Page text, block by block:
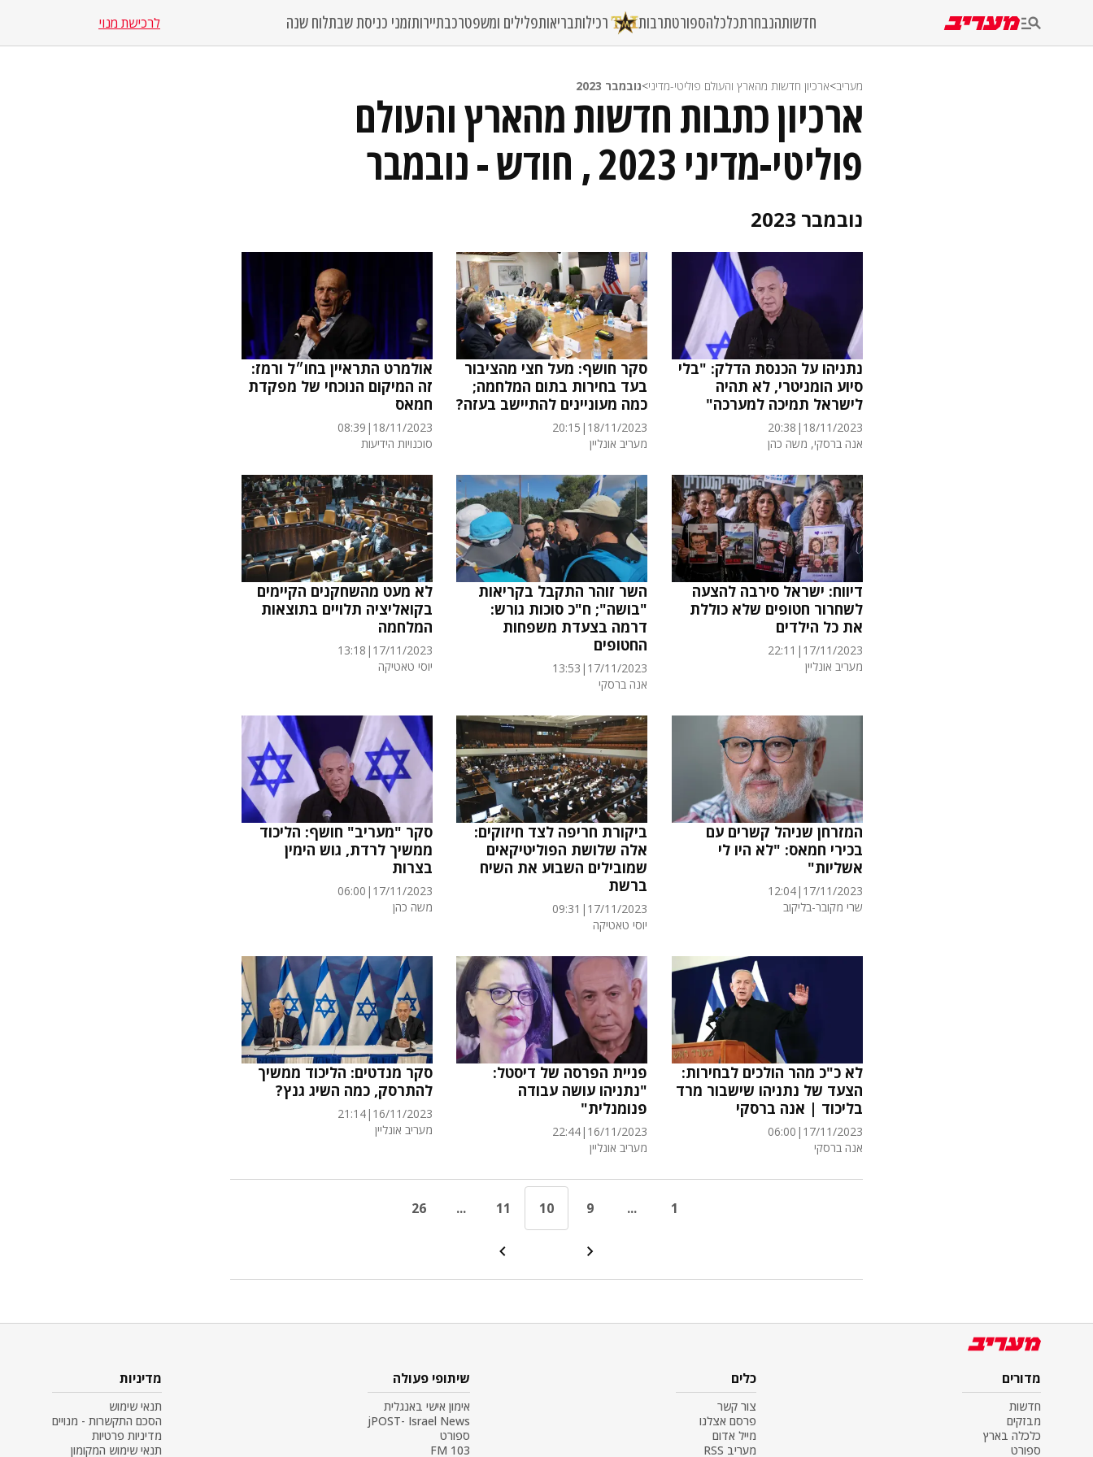
חדשותהנבחרתכלכלהספורטתרבות רכילותבריאותפלילים ומשפטרכבתיירותזמני כניסת שבתלוח שנה לרכישת מנוי
מעריב>ארכיון חדשות מהארץ והעולם פוליטי-מדיני>נובמבר 2023
ארכיון כתבות חדשות מהארץ והעולם
פוליטי-מדיני 2023 , חודש - נובמבר
נובמבר 2023
נתניהו על הכנסת הדלק: "בלי
סיוע הומניטרי, לא תהיה
לישראל תמיכה למערכה"
18/11/2023
|
20:38
אנה ברסקי, משה כהן
סקר חושף: מעל חצי מהציבור
בעד בחירות בתום המלחמה;
כמה מעוניינים להתיישב בעזה?
18/11/2023
|
20:15
מעריב אונליין
אולמרט התראיין בחו״ל ורמז:
זה המיקום הנוכחי של מפקדת
חמאס
18/11/2023
|
08:39
סוכנויות הידיעות
דיווח: ישראל סירבה להצעה
לשחרור חטופים שלא כוללת
את כל הילדים
17/11/2023
|
22:11
מעריב אונליין
השר זוהר התקבל בקריאות
"בושה"; ח"כ סוכות גורש:
דרמה בצעדת משפחות
החטופים
17/11/2023
|
13:53
אנה ברסקי
לא מעט מהשחקנים הקיימים
בקואליציה תלויים בתוצאות
המלחמה
17/11/2023
|
13:18
יוסי טאטיקה‎‎
המזרחן שניהל קשרים עם
בכירי חמאס: "לא היו לי
אשליות"
17/11/2023
|
12:04
שרי מקובר-בליקוב
ביקורת חריפה לצד חיזוקים:
אלה שלושת הפוליטיקאים
שמובילים השבוע את השיח
ברשת
17/11/2023
|
09:31
יוסי טאטיקה‎‎
סקר "מעריב" חושף: הליכוד
ממשיך לרדת, גוש הימין
בצרות
17/11/2023
|
06:00
משה כהן
לא כ"כ מהר הולכים לבחירות:
הצעד של נתניהו שישבור מרד
בליכוד | אנה ברסקי
17/11/2023
|
06:00
אנה ברסקי
פניית הפרסה של דיסטל:
"נתניהו עושה עבודה
פנומנלית"
16/11/2023
|
22:44
מעריב אונליין
סקר מנדטים: הליכוד ממשיך
להתרסק, כמה השיג גנץ?
16/11/2023
|
21:14
מעריב אונליין
26 ... 11 10 9 ... 1
מדורים
חדשות
מבזקים
כלכלה בארץ
ספורט
כלים
צור קשר
פרסם אצלנו
מייל אדום
מעריב RSS
שיתופי פעולה
אימון אישי באנגלית
jPOST- Israel News
ספורט
103 FM
מדיניות
תנאי שימוש
הסכם התקשרות - מנויים
מדיניות פרטיות
תנאי שימוש המקומון